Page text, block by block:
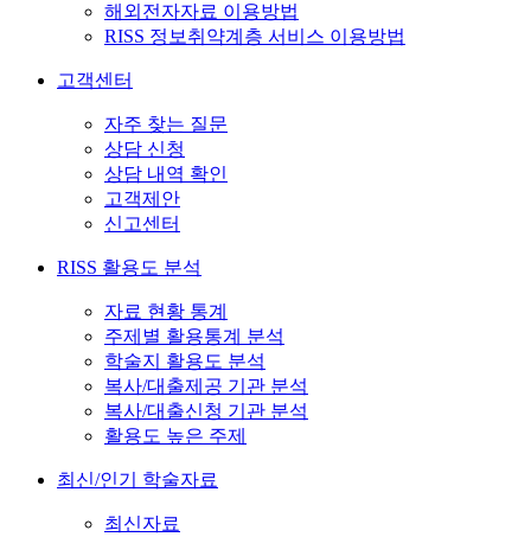
해외전자자료 이용방법
RISS 정보취약계층 서비스 이용방법
고객센터
자주 찾는 질문
상담 신청
상담 내역 확인
고객제안
신고센터
RISS 활용도 분석
자료 현황 통계
주제별 활용통계 분석
학술지 활용도 분석
복사/대출제공 기관 분석
복사/대출신청 기관 분석
활용도 높은 주제
최신/인기 학술자료
최신자료